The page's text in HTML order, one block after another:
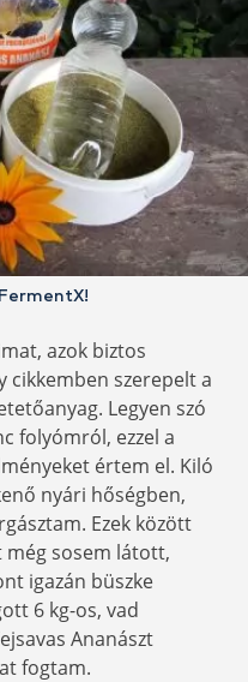
azok biztos
cikkemben szerepelt a
Legyen szó
folyómról, ezzel a
értem el. Kiló
nyári hőségben,
Ezek között
még sosem látott,
igazán büszke
6 kg-os, vad
Ananászt
fogtam.